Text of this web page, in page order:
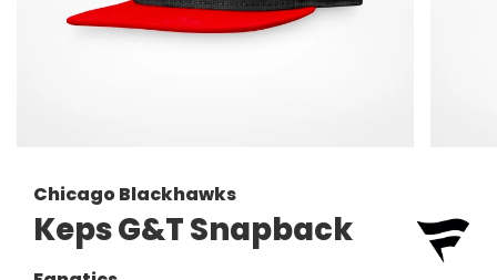
Chicago Blackhawks
Keps G&T Snapback